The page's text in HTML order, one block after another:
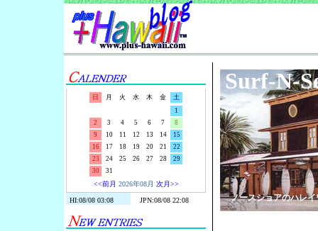
日 月 火 水 木 金
土
1
2
3 4 5 6 7
8
9
10 11 12 13 14
15
16
17 18 19 20 21
22
23
24 25 26 27 28
29
30
31
<<前月 2026年08月 次月>>
Surf-N-
ノースショアのハレ